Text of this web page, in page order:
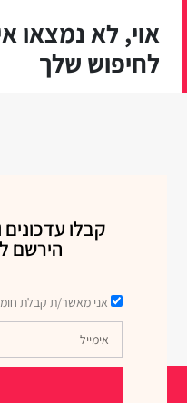
אוי, לא נמצאו
לחיפוש שלך
קבלו
הירשם
אני מאשר/ת קבלת